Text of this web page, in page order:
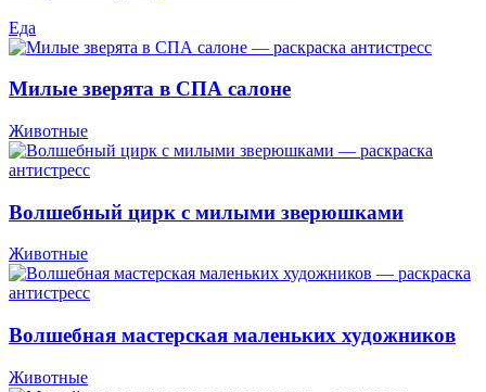
Еда
Милые зверята в СПА салоне
Животные
Волшебный цирк с милыми зверюшками
Животные
Волшебная мастерская маленьких художников
Животные